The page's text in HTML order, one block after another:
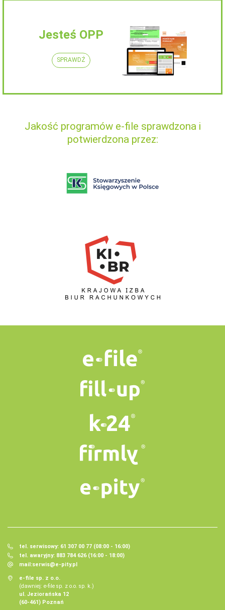
Jesteś OPP
SPRAWDŹ
Jakość programów e-file sprawdzona i
potwierdzona przez:
tel. serwisowy: 61 307 00 77 (08:00 - 16:00)
tel. awaryjny: 883 784 626 (16:00 - 18:00)
mail:serwis@e-pity.pl
e-file sp. z o.o.
(dawniej: e-file sp. z o.o. sp. k.)
ul. Jeziorańska 12
(60-461) Poznań